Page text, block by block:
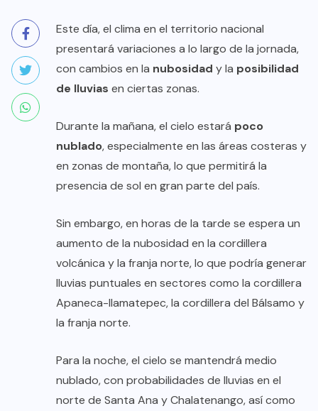
Este día, el clima en el territorio nacional
presentará variaciones a lo largo de la jornada,
con cambios en la nubosidad y la posibilidad
de lluvias en ciertas zonas.
Durante la mañana, el cielo estará poco
nublado, especialmente en las áreas costeras y
en zonas de montaña, lo que permitirá la
presencia de sol en gran parte del país.
Sin embargo, en horas de la tarde se espera un
aumento de la nubosidad en la cordillera
volcánica y la franja norte, lo que podría generar
lluvias puntuales en sectores como la cordillera
Apaneca-Ilamatepec, la cordillera del Bálsamo y
la franja norte.
Para la noche, el cielo se mantendrá medio
nublado, con probabilidades de lluvias en el
norte de Santa Ana y Chalatenango, así como